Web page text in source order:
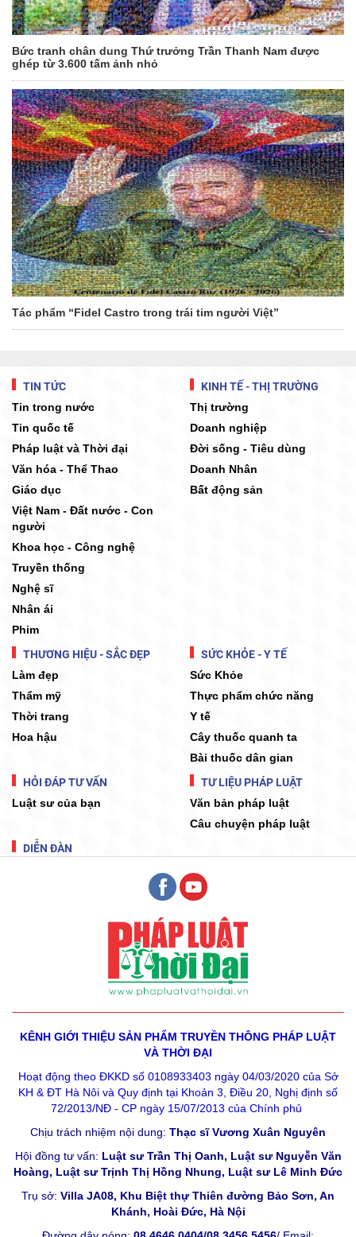
Bức tranh chân dung Thứ trưởng Trần Thanh Nam được
ghép từ 3.600 tấm ảnh nhỏ
Tác phẩm “Fidel Castro trong trái tim người Việt”
TIN TỨC
Tin trong nước
Tin quốc tế
Pháp luật và Thời đại
Văn hóa - Thể Thao
Giáo dục
Việt Nam - Đất nước - Con
người
Khoa học - Công nghệ
Truyền thống
Nghệ sĩ
Nhân ái
Phim
KINH TẾ - THỊ TRƯỜNG
Thị trường
Doanh nghiệp
Đời sống - Tiêu dùng
Doanh Nhân
Bất động sản
THƯƠNG HIỆU - SẮC ĐẸP
Làm đẹp
Thẩm mỹ
Thời trang
Hoa hậu
SỨC KHỎE - Y TẾ
Sức Khỏe
Thực phẩm chức năng
Y tế
Cây thuốc quanh ta
Bài thuốc dân gian
HỎI ĐÁP TƯ VẤN
Luật sư của bạn
TƯ LIỆU PHÁP LUẬT
Văn bản pháp luật
Câu chuyện pháp luật
DIỄN ĐÀN
KÊNH GIỚI THIỆU SẢN PHẨM TRUYỀN THÔNG PHÁP LUẬT
VÀ THỜI ĐẠI
Hoạt động theo ĐKKD số 0108933403 ngày 04/03/2020 của Sở
KH & ĐT Hà Nôi và Quy định tại Khoản 3, Điều 20, Nghị định số
72/2013/NĐ - CP ngày 15/07/2013 của Chính phủ
Chịu trách nhiệm nội dung: Thạc sĩ Vương Xuân Nguyên
Hội đồng tư vấn: Luật sư Trần Thị Oanh, Luật sư Nguyễn Văn
Hoàng, Luật sư Trịnh Thị Hồng Nhung, Luật sư Lê Minh Đức
Trụ sở: Villa JA08, Khu Biệt thự Thiên đường Bảo Sơn, An
Khánh, Hoài Đức, Hà Nội